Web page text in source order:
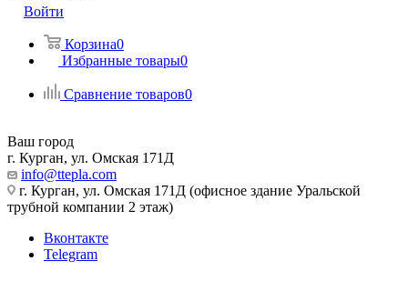
Войти
Корзина0
Избранные товары0
Сравнение товаров0
Ваш город
г. Курган, ул. Омская 171Д
info@ttepla.com
г. Курган, ул. Омская 171Д (офисное здание Уральской
трубной компании 2 этаж)
Вконтакте
Telegram